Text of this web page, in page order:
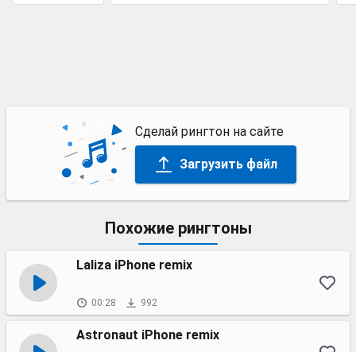
Сделай рингтон на сайте
Загрузить файл
Похожие рингтоны
Laliza iPhone remix
00:28 992
Astronaut iPhone remix